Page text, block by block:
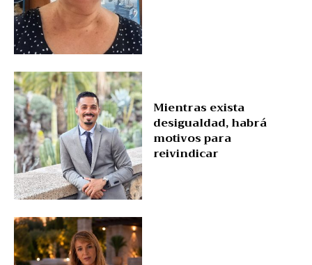
Mientras exista
desigualdad, habrá
motivos para
reivindicar